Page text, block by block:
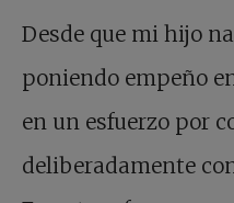
Desde que mi hijo
poniendo empeño
en un esfuerzo por
deliberadamente